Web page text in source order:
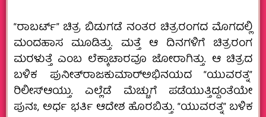
“ರಾಬರ್ಟ್‌” ಚಿತ್ರ ಬಿಡುಗಡೆ ನಂತರ ಚಿತ್ರರಂಗದ ಮೊಗದಲ್ಲಿ
ಮಂದಹಾಸ ಮೂಡಿತ್ತು. ಮತ್ತೆ ಆ ದಿನಗಳಿಗೆ ಚಿತ್ರರಂಗ
ಮರಳುತ್ತೆ ಎಂಬ ಲೆಕ್ಕಾಚಾರವೂ ಜೋರಾಗಿತ್ತು. ಆ ಚಿತ್ರದ
ಬಳಿಕ ಪುನೀತ್‌ರಾಜಕುಮಾರ್‌ಅಭಿನಯದ “ಯುವರತ್ನ”
ರಿಲೀಸ್‌ಆಯ್ತು. ಎಲ್ಲೆಡೆ ಮೆಚ್ಚುಗೆ ಪಡೆಯುತ್ತಿದ್ದಂತೆಯೇ
ಪುನಃ, ಅರ್ಧ ಭರ್ತಿ ಆದೇಶ ಹೊರಬಿತ್ತು. “ಯುವರತ್ನ” ಬಳಿಕ